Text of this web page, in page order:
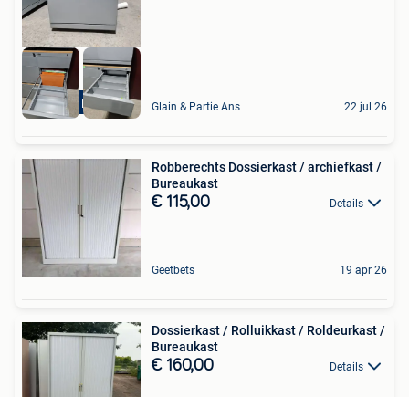
Vente Promo Glain & Partie Ans 22 jul 26
Robberechts Dossierkast / archiefkast /
Bureaukast
€ 115,00 Details
Geetbets 19 apr 26
Dossierkast / Rolluikkast / Roldeurkast /
Bureaukast
€ 160,00 Details